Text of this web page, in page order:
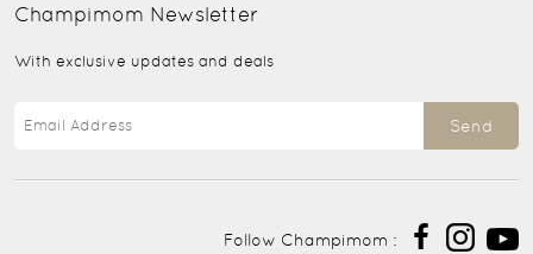
Champimom Newsletter
With exclusive updates and deals
Send
Follow Champimom :